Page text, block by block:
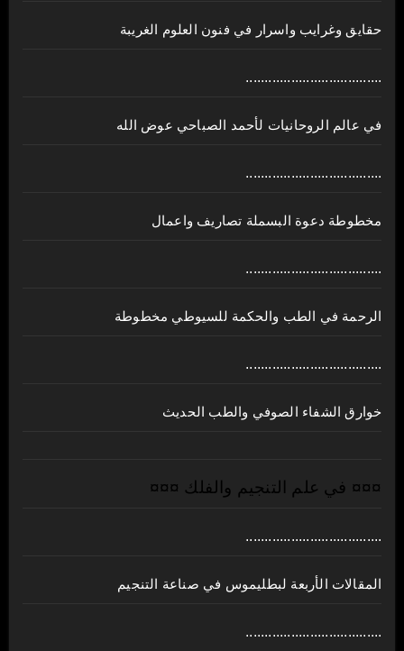
حقايق وغرايب واسرار في فنون العلوم الغريبة
....................................
في عالم الروحانيات لأحمد الصباحي عوض الله
....................................
مخطوطة دعوة البسملة تصاريف واعمال
....................................
الرحمة في الطب والحكمة للسيوطي مخطوطة
....................................
خوارق الشفاء الصوفي والطب الحديث
¤¤¤ في علم التنجيم والفلك ¤¤¤
....................................
المقالات الأربعة لبطليموس في صناعة التنجيم
....................................